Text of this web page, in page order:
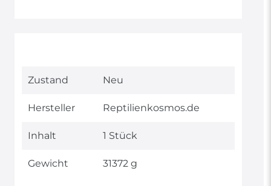
Technisches
Wert
Zustand Neu
Hersteller Reptilienkosmos.de
Inhalt 1 Stück
Gewicht 31372 g